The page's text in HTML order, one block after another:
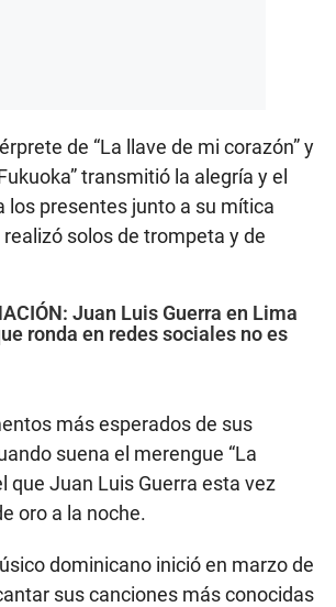
de “La llave de mi corazón” y
transmitió la alegría y el
los presentes junto a su mítica
solos de trompeta y de
Juan Luis Guerra en Lima
ronda en redes sociales no es
más esperados de sus
suena el merengue “La
que Juan Luis Guerra esta vez
oro a la noche.
dominicano inició en marzo de
sus canciones más conocidas